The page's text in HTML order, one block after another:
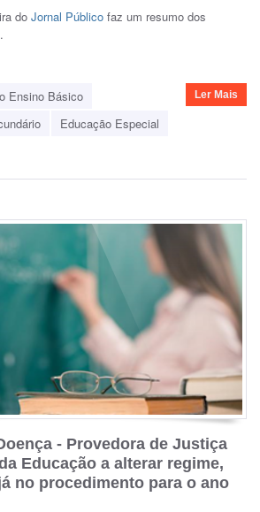
do Jornal Público faz um resumo dos
Ensino Básico
Educação Especial
Ler Mais
- Provedora de Justiça
Educação a alterar regime,
no procedimento para o ano